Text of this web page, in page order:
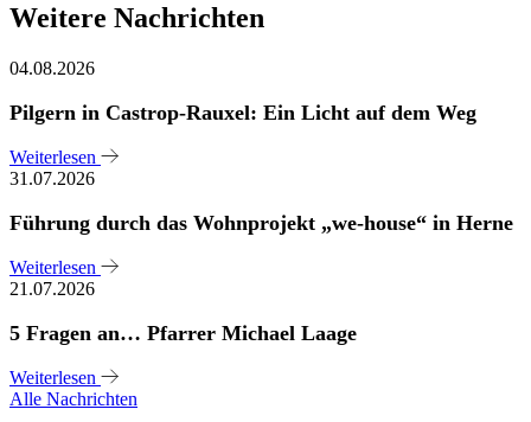
Weitere Nachrichten
04.08.2026
Pilgern in Castrop-Rauxel: Ein Licht auf dem Weg
Weiterlesen
31.07.2026
Führung durch das Wohnprojekt „we-house“ in Herne
Weiterlesen
21.07.2026
5 Fragen an… Pfarrer Michael Laage
Weiterlesen
Alle Nachrichten